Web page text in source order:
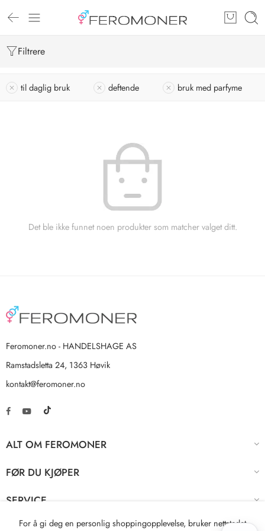
Filtrere
til daglig bruk deftende bruk med parfyme
Det ble ikke funnet noen produkter som matcher valget ditt.
Feromoner.no - HANDELSHAGE AS
Ramstadsletta 24, 1363 Høvik
kontakt@feromoner.no
ALT OM FEROMONER
FØR DU KJØPER
SERVICE
For å gi deg en personlig shoppingopplevelse, bruker nettstedet